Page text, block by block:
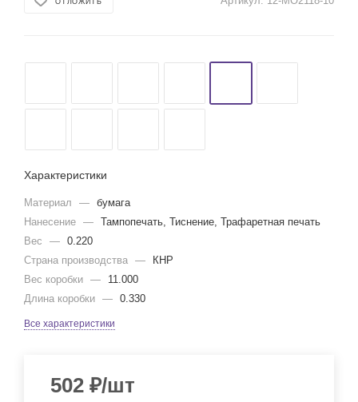
Характеристики
Материал — бумага
Нанесение — Тампопечать, Тиснение, Трафаретная печать
Вес
— 0.220
Страна производства —
КНР
Вес коробки —
11.000
Длина коробки — 0.330
Все характеристики
502 ₽/шт